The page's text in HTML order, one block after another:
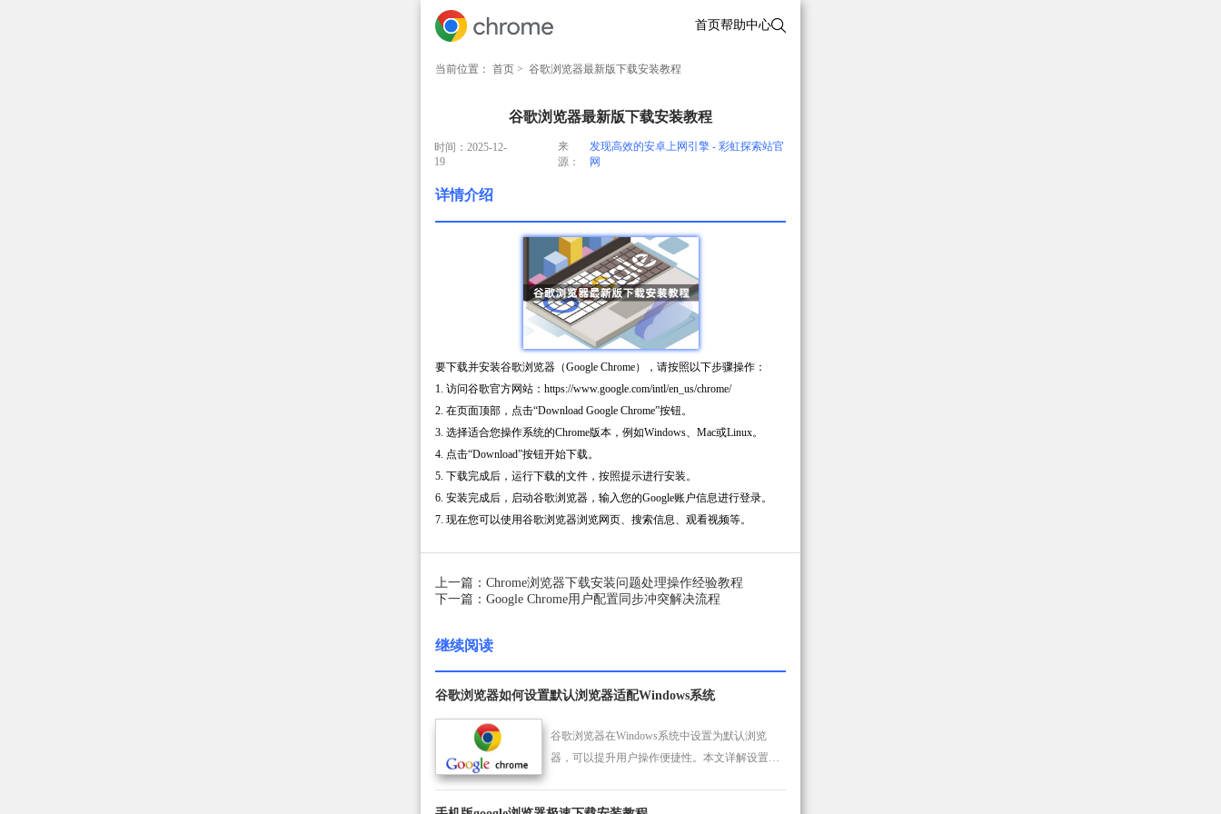
首页帮助中心
当前位置： 首页 > 谷歌浏览器最新版下载安装教程
谷歌浏览器最新版下载安装教程
时间：2025-12-
19
来
源：
发现高效的安卓上网引擎 - 彩虹探索站官
网
详情介绍
要下载并安装谷歌浏览器（Google Chrome），请按照以下步骤操作：
1. 访问谷歌官方网站：https://www.google.com/intl/en_us/chrome/
2. 在页面顶部，点击“Download Google Chrome”按钮。
3. 选择适合您操作系统的Chrome版本，例如Windows、Mac或Linux。
4. 点击“Download”按钮开始下载。
5. 下载完成后，运行下载的文件，按照提示进行安装。
6. 安装完成后，启动谷歌浏览器，输入您的Google账户信息进行登录。
7. 现在您可以使用谷歌浏览器浏览网页、搜索信息、观看视频等。
上一篇：Chrome浏览器下载安装问题处理操作经验教程
下一篇：Google Chrome用户配置同步冲突解决流程
继续阅读
谷歌浏览器如何设置默认浏览器适配Windows系统
谷歌浏览器在Windows系统中设置为默认浏览
器，可以提升用户操作便捷性。本文详解设置步